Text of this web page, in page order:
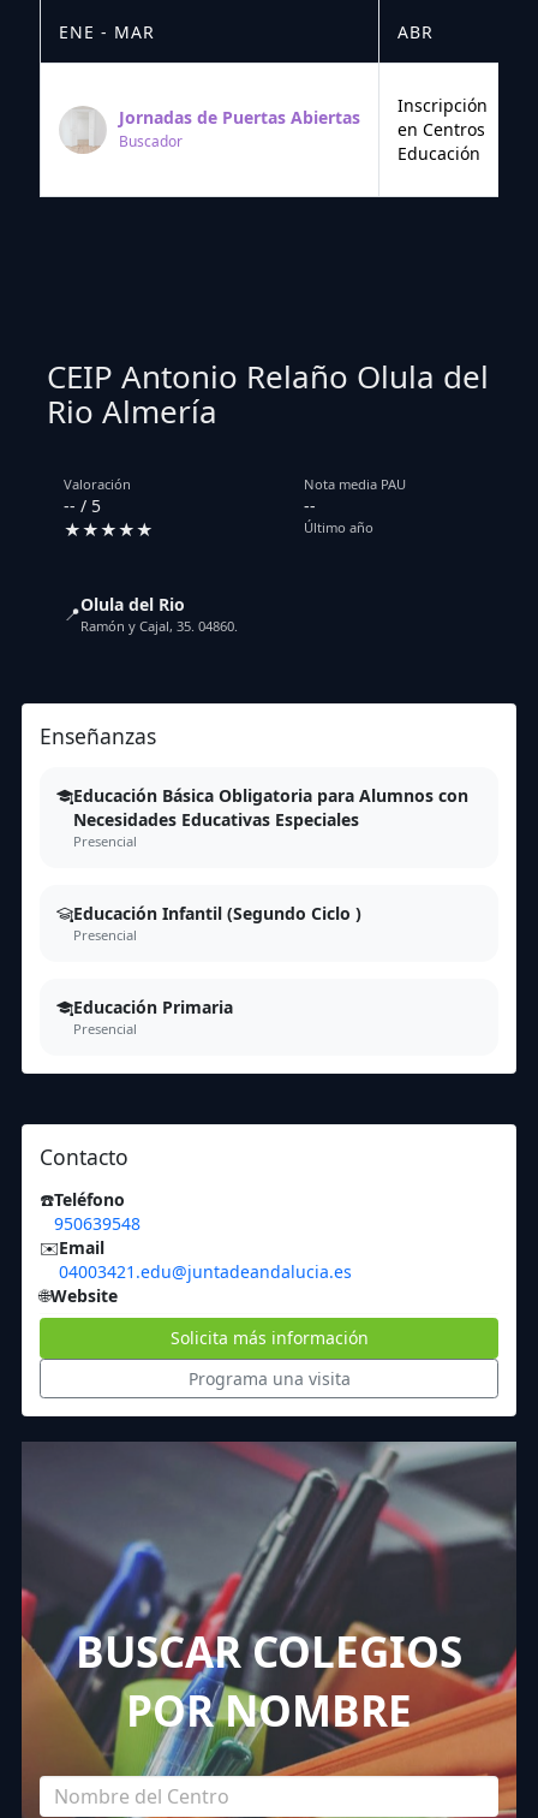
ENE - MAR ABR
Jornadas de Puertas Abiertas
Buscador
Inscripción
en Centros
Educación
CEIP Antonio Relaño Olula del
Rio Almería
Valoración
-- / 5
★★★★★
Nota media PAU
--
Último año
📍Olula del Rio
Ramón y Cajal, 35. 04860.
Enseñanzas
Educación Básica Obligatoria para Alumnos con
Necesidades Educativas Especiales
Presencial
Educación Infantil (Segundo Ciclo )
Presencial
Educación Primaria
Presencial
Contacto
☎️Teléfono
950639548
✉️Email
04003421.edu@juntadeandalucia.es
🌐Website
Solicita más información
Programa una visita
BUSCAR COLEGIOS
POR NOMBRE